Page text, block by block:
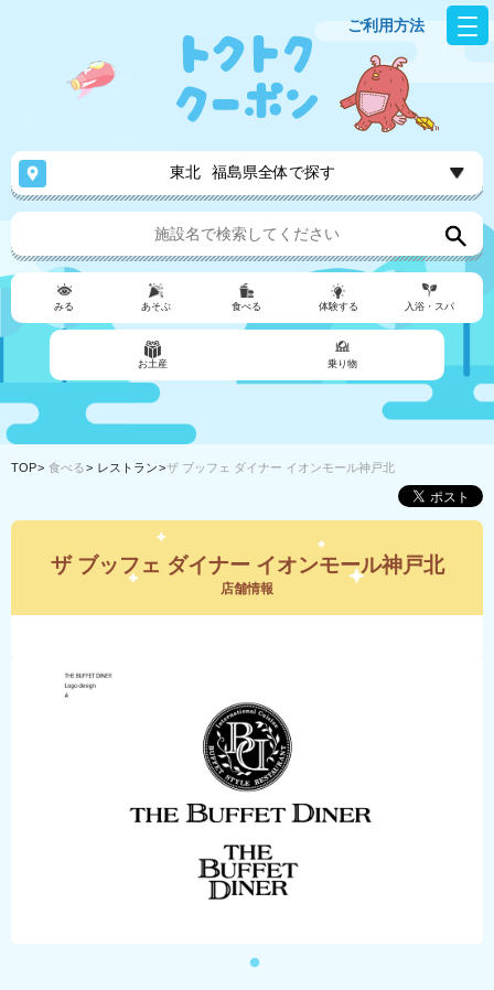
ご利用方法
東北 福島県全体で探す
みる あそぶ 食べる 体験する 入浴・スパ
お土産 乗り物
TOP 食べる レストラン ザ ブッフェ ダイナー イオンモール神戸北
ザ ブッフェ ダイナー イオンモール神戸北
店舗情報